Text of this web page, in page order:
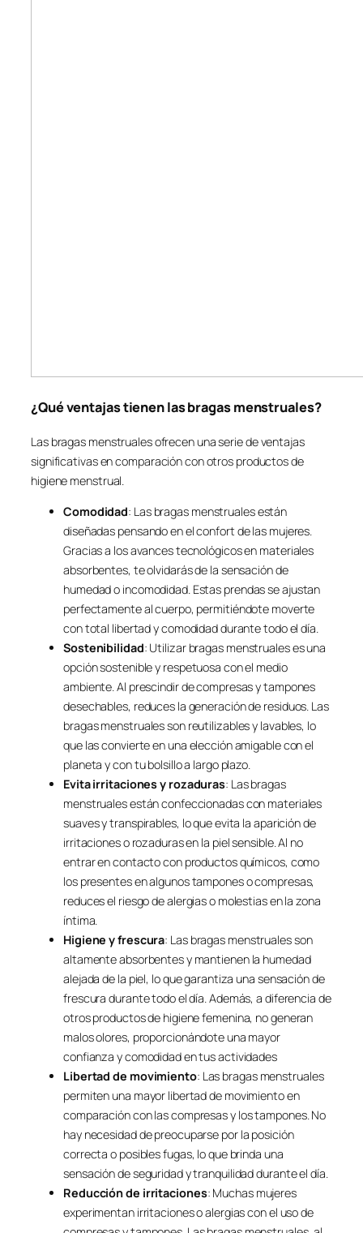
¿Qué ventajas tienen las bragas menstruales?
Las bragas menstruales ofrecen una serie de ventajas
significativas en comparación con otros productos de
higiene menstrual.
Comodidad: Las bragas menstruales están
diseñadas pensando en el confort de las mujeres.
Gracias a los avances tecnológicos en materiales
absorbentes, te olvidarás de la sensación de
humedad o incomodidad. Estas prendas se ajustan
perfectamente al cuerpo, permitiéndote moverte
con total libertad y comodidad durante todo el día.
Sostenibilidad: Utilizar bragas menstruales es una
opción sostenible y respetuosa con el medio
ambiente. Al prescindir de compresas y tampones
desechables, reduces la generación de residuos. Las
bragas menstruales son reutilizables y lavables, lo
que las convierte en una elección amigable con el
planeta y con tu bolsillo a largo plazo.
Evita irritaciones y rozaduras: Las bragas
menstruales están confeccionadas con materiales
suaves y transpirables, lo que evita la aparición de
irritaciones o rozaduras en la piel sensible. Al no
entrar en contacto con productos químicos, como
los presentes en algunos tampones o compresas,
reduces el riesgo de alergias o molestias en la zona
íntima.
Higiene y frescura: Las bragas menstruales son
altamente absorbentes y mantienen la humedad
alejada de la piel, lo que garantiza una sensación de
frescura durante todo el día. Además, a diferencia de
otros productos de higiene femenina, no generan
malos olores, proporcionándote una mayor
confianza y comodidad en tus actividades
Libertad de movimiento: Las bragas menstruales
permiten una mayor libertad de movimiento en
comparación con las compresas y los tampones. No
hay necesidad de preocuparse por la posición
correcta o posibles fugas, lo que brinda una
sensación de seguridad y tranquilidad durante el día.
Reducción de irritaciones: Muchas mujeres
experimentan irritaciones o alergias con el uso de